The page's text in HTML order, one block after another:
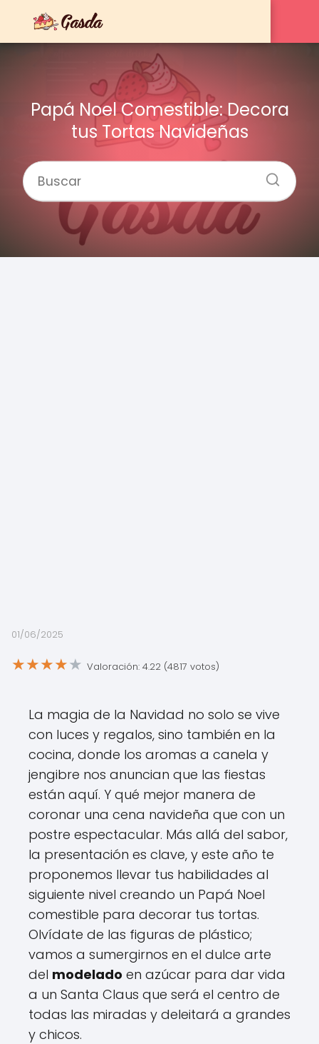
Papá Noel Comestible: Decora
tus Tortas Navideñas
01/06/2025
★★★★★ Valoración: 4.22 (4817 votos)
La magia de la Navidad no solo se vive
con luces y regalos, sino también en la
cocina, donde los aromas a canela y
jengibre nos anuncian que las fiestas
están aquí. Y qué mejor manera de
coronar una cena navideña que con un
postre espectacular. Más allá del sabor,
la presentación es clave, y este año te
proponemos llevar tus habilidades al
siguiente nivel creando un Papá Noel
comestible para decorar tus tortas.
Olvídate de las figuras de plástico;
vamos a sumergirnos en el dulce arte
del modelado en azúcar para dar vida
a un Santa Claus que será el centro de
todas las miradas y deleitará a grandes
y chicos.